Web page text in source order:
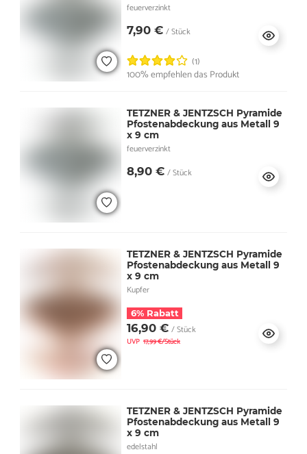
feuerverzinkt
7,90 € / Stück
(1)
100% empfehlen das Produkt
TETZNER & JENTZSCH Pyramide
Pfostenabdeckung aus Metall 9
x 9 cm
feuerverzinkt
8,90 € / Stück
TETZNER & JENTZSCH Pyramide
Pfostenabdeckung aus Metall 9
x 9 cm
Kupfer
6% Rabatt
16,90 € / Stück
UVP 17,99 €/Stück
TETZNER & JENTZSCH Pyramide
Pfostenabdeckung aus Metall 9
x 9 cm
edelstahl